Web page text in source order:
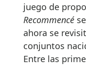
juego de
Recommencé
ahora se
conjuntos
Entre las